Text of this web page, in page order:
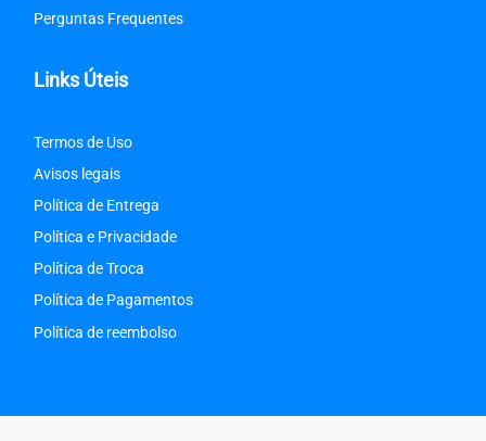
Perguntas Frequentes
Links Úteis
Termos de Uso
Avisos legais
Política de Entrega
Política e Privacidade
Política de Troca
Política de Pagamentos
Política de reembolso